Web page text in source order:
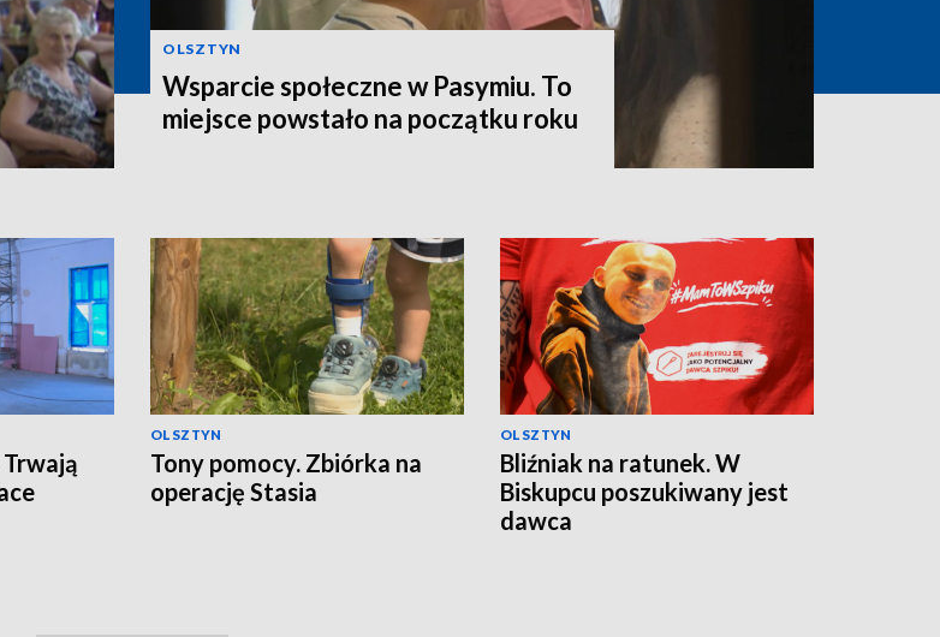
OLSZTYN
Wsparcie społeczne w Pasymiu. To
miejsce powstało na początku roku
Trwają
OLSZTYN
Tony pomocy. Zbiórka na
operację Stasia
OLSZTYN
Bliźniak na ratunek. W
Biskupcu poszukiwany jest
dawca